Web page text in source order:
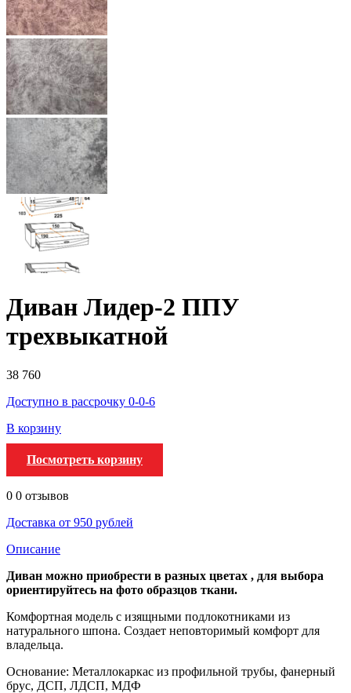
Диван Лидер-2 ППУ
трехвыкатной
38 760
Доступно в рассрочку 0-0-6
В корзину
Посмотреть корзину
0 0 отзывов
Доставка от 950 рублей
Описание
Диван можно приобрести в разных цветах , для выбора
ориентируйтесь на фото образцов ткани.
Комфортная модель с изящными подлокотниками из
натурального шпона. Создает неповторимый комфорт для
владельца.
Основание: Металлокаркас из профильной трубы, фанерный
брус, ДСП, ЛДСП, МДФ